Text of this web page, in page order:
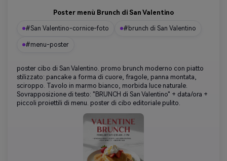
Poster menù Brunch di San Valentino
#San Valentino-cornice-foto #brunch di San Valentino
#menu-poster
poster cibo di San Valentino. promo brunch moderno con piatto
stilizzato: pancake a forma di cuore, fragole, panna montata,
sciroppo. Tavolo in marmo bianco, morbida luce naturale.
Sovrapposizione di testo: "BRUNCH di San Valentino" + data/ora +
piccoli proiettili di menu. poster di cibo editoriale pulito.